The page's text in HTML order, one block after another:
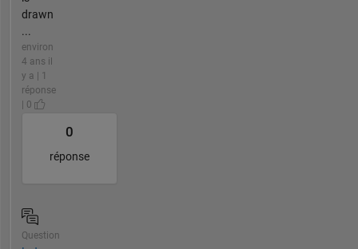
drawn
...
environ
4 ans il
y a | 1
réponse
| 0
0
réponse
Question